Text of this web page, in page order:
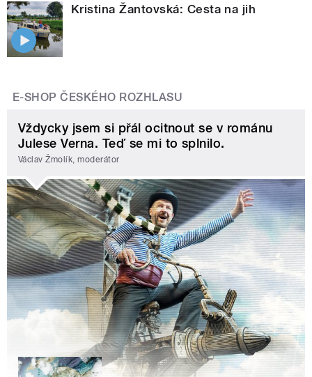
Kristina Žantovská: Cesta na jih
E-SHOP ČESKÉHO ROZHLASU
Vždycky jsem si přál ocitnout se v románu
Julese Verna. Teď se mi to splnilo.
Václav Žmolík, moderátor